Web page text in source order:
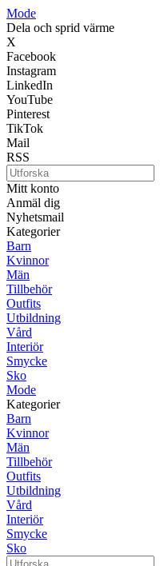
Mode
Dela och sprid värme
X
Facebook
Instagram
LinkedIn
YouTube
Pinterest
TikTok
Mail
RSS
Mitt konto
Anmäl dig
Nyhetsmail
Kategorier
Barn
Kvinnor
Män
Tillbehör
Outfits
Utbildning
Vård
Interiör
Smycke
Sko
Mode
Kategorier
Barn
Kvinnor
Män
Tillbehör
Outfits
Utbildning
Vård
Interiör
Smycke
Sko